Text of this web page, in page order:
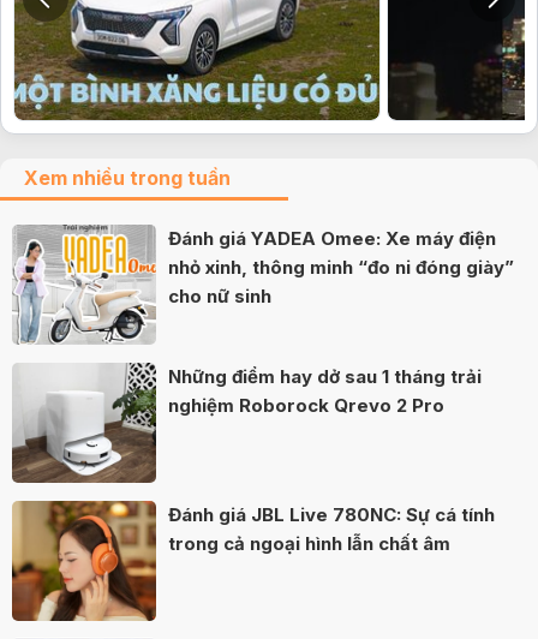
Xem nhiều trong tuần
Đánh giá YADEA Omee: Xe máy điện
nhỏ xinh, thông minh “đo ni đóng giày”
cho nữ sinh
Những điểm hay dở sau 1 tháng trải
nghiệm Roborock Qrevo 2 Pro
Đánh giá JBL Live 780NC: Sự cá tính
trong cả ngoại hình lẫn chất âm